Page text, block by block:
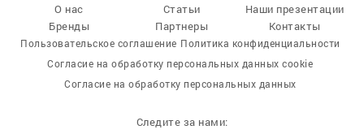
О нас Статьи
Наши презентации
Бренды
Партнеры Контакты
Пользовательское соглашение Политика конфиденциальности
Согласие на обработку персональных данных cookie
Согласие на обработку персональных данных
Следите за нами: